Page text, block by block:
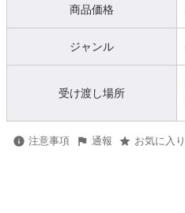
商品価格
ジャンル
受け渡し場所
注意事項 通報 お気に入り